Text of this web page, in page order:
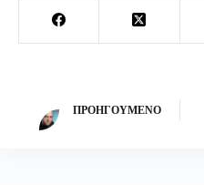
ΠΡΟΗΓΟΎΜΕΝΟ